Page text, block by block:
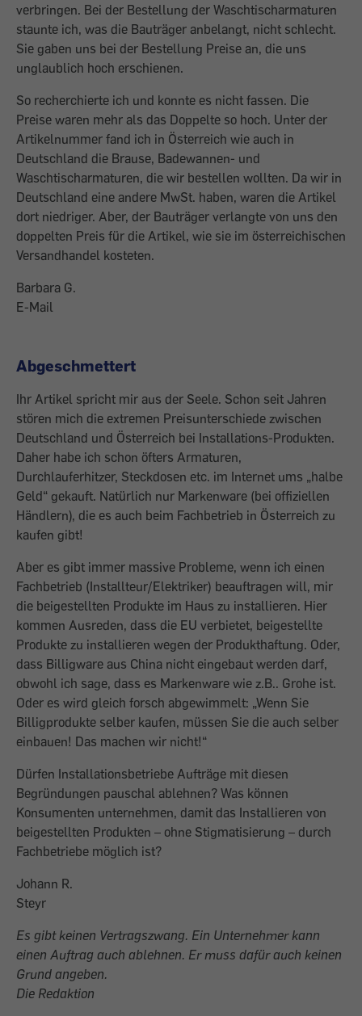
verbringen. Bei der Bestellung der Waschtischarmaturen
staunte ich, was die Bauträger anbelangt, nicht schlecht.
Sie gaben uns bei der Bestellung Preise an, die uns
unglaublich hoch erschienen.
So recherchierte ich und konnte es nicht fassen. Die
Preise waren mehr als das Doppelte so hoch. Unter der
Artikelnummer fand ich in Österreich wie auch in
Deutschland die Brause, Badewannen- und
Waschtischarmaturen, die wir bestellen wollten. Da wir in
Deutschland eine andere MwSt. haben, waren die Artikel
dort niedriger. Aber, der Bauträger verlangte von uns den
doppelten Preis für die Artikel, wie sie im österreichischen
Versandhandel kosteten.
Barbara G.
E-Mail
Abgeschmettert
Ihr Artikel spricht mir aus der Seele. Schon seit Jahren
stören mich die extremen Preisunterschiede zwischen
Deutschland und Österreich bei Installations-Produkten.
Daher habe ich schon öfters Armaturen,
Durchlauferhitzer, Steckdosen etc. im Internet ums „halbe
Geld“ gekauft. Natürlich nur Markenware (bei offiziellen
Händlern), die es auch beim Fachbetrieb in Österreich zu
kaufen gibt!
Aber es gibt immer massive Probleme, wenn ich einen
Fachbetrieb (Installteur/Elektriker) beauftragen will, mir
die beigestellten Produkte im Haus zu installieren. Hier
kommen Ausreden, dass die EU verbietet, beigestellte
Produkte zu installieren wegen der Produkthaftung. Oder,
dass Billigware aus China nicht eingebaut werden darf,
obwohl ich sage, dass es Markenware wie z.B.. Grohe ist.
Oder es wird gleich forsch abgewimmelt: „Wenn Sie
Billigprodukte selber kaufen, müssen Sie die auch selber
einbauen! Das machen wir nicht!“
Dürfen Installationsbetriebe Aufträge mit diesen
Begründungen pauschal ablehnen? Was können
Konsumenten unternehmen, damit das Installieren von
beigestellten Produkten – ohne Stigmatisierung – durch
Fachbetriebe möglich ist?
Johann R.
Steyr
Es gibt keinen Vertragszwang. Ein Unternehmer kann
einen Auftrag auch ablehnen. Er muss dafür auch keinen
Grund angeben.
Die Redaktion